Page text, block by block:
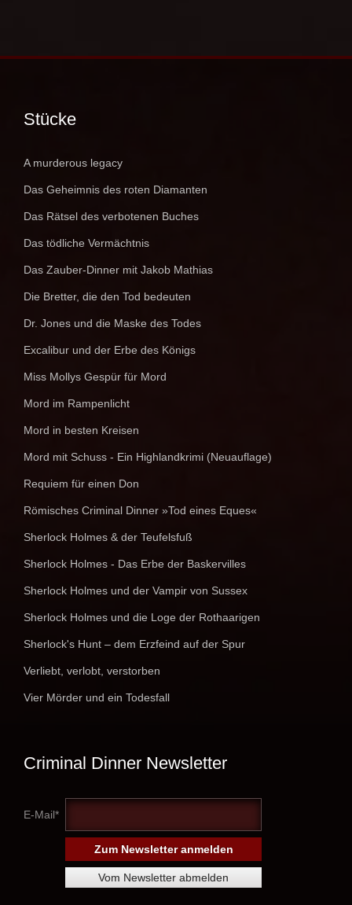
Stücke
A murderous legacy
Das Geheimnis des roten Diamanten
Das Rätsel des verbotenen Buches
Das tödliche Vermächtnis
Das Zauber-Dinner mit Jakob Mathias
Die Bretter, die den Tod bedeuten
Dr. Jones und die Maske des Todes
Excalibur und der Erbe des Königs
Miss Mollys Gespür für Mord
Mord im Rampenlicht
Mord in besten Kreisen
Mord mit Schuss - Ein Highlandkrimi (Neuauflage)
Requiem für einen Don
Römisches Criminal Dinner »Tod eines Eques«
Sherlock Holmes & der Teufelsfuß
Sherlock Holmes - Das Erbe der Baskervilles
Sherlock Holmes und der Vampir von Sussex
Sherlock Holmes und die Loge der Rothaarigen
Sherlock's Hunt – dem Erzfeind auf der Spur
Verliebt, verlobt, verstorben
Vier Mörder und ein Todesfall
Criminal Dinner Newsletter
E-Mail*